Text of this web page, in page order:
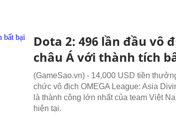
Dota 2: 496 lần đầu vô
châu Á với thành tích
(GameSao.vn) - 14,000 USD tiền
chức vô địch OMEGA League: Asia
là thành công lớn nhất của team Việt
hiện tại.